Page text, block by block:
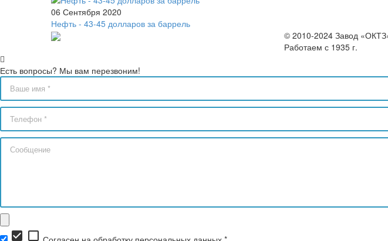
06 Сентября 2020
Нефть - 43-45 долларов за баррель
© 2010-2024 Завод
Работаем с 1935 г.
Есть вопросы? Мы вам перезвоним!
check_box check_box_outline_blank